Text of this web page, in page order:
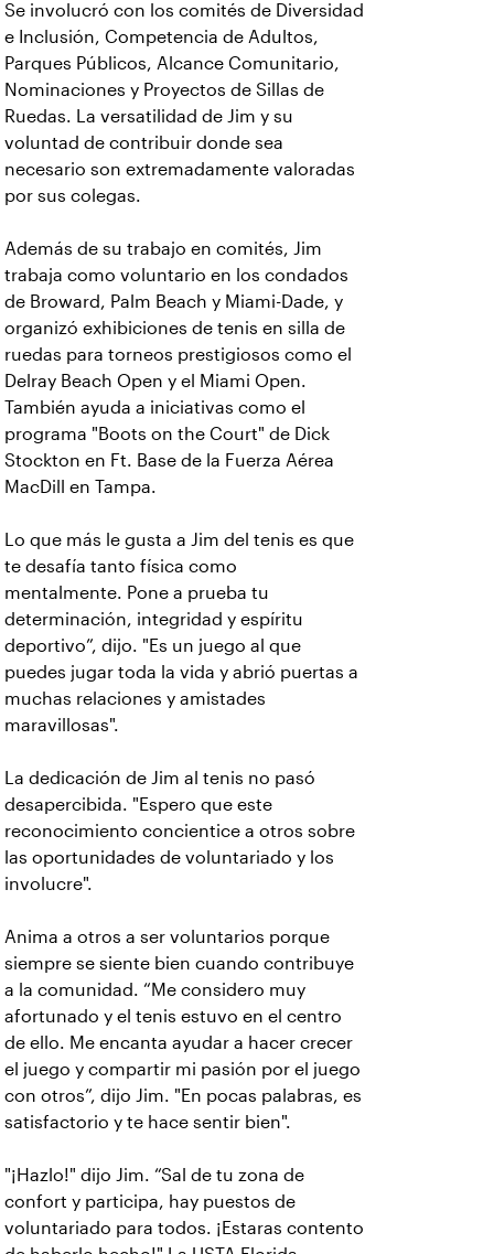
Se involucró con los comités de Diversidad
e Inclusión, Competencia de Adultos,
Parques Públicos, Alcance Comunitario,
Nominaciones y Proyectos de Sillas de
Ruedas. La versatilidad de Jim y su
voluntad de contribuir donde sea
necesario son extremadamente valoradas
por sus colegas.
Además de su trabajo en comités, Jim
trabaja como voluntario en los condados
de Broward, Palm Beach y Miami-Dade, y
organizó exhibiciones de tenis en silla de
ruedas para torneos prestigiosos como el
Delray Beach Open y el Miami Open.
También ayuda a iniciativas como el
programa "Boots on the Court" de Dick
Stockton en Ft. Base de la Fuerza Aérea
MacDill en Tampa.
Lo que más le gusta a Jim del tenis es que
te desafía tanto física como
mentalmente. Pone a prueba tu
determinación, integridad y espíritu
deportivo”, dijo. "Es un juego al que
puedes jugar toda la vida y abrió puertas a
muchas relaciones y amistades
maravillosas".
La dedicación de Jim al tenis no pasó
desapercibida. "Espero que este
reconocimiento concientice a otros sobre
las oportunidades de voluntariado y los
involucre".
Anima a otros a ser voluntarios porque
siempre se siente bien cuando contribuye
a la comunidad. “Me considero muy
afortunado y el tenis estuvo en el centro
de ello. Me encanta ayudar a hacer crecer
el juego y compartir mi pasión por el juego
con otros”, dijo Jim. "En pocas palabras, es
satisfactorio y te hace sentir bien".
"¡Hazlo!" dijo Jim. “Sal de tu zona de
confort y participa, hay puestos de
voluntariado para todos. ¡Estaras contento